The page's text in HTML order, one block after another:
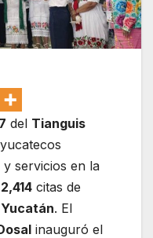
del Tianguis
servicios en la
2,414 citas de
Yucatán. El
inauguró el